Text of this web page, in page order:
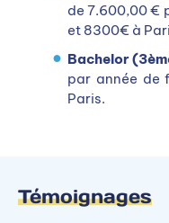
de 7.600,00 €
et 8300€ à
Bachelor
par année de
Paris.
Témoignages